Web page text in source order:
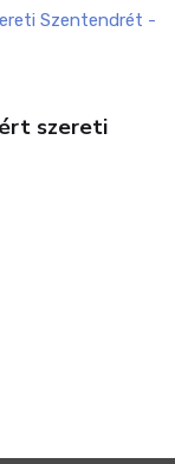
szereti